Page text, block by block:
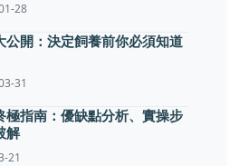
28
公開：決定飼養前你必須知道
31
極指南：優缺點分析、實操步
解
21